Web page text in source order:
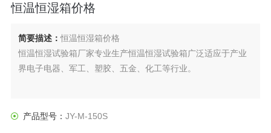
恒温恒湿箱价格
简要描述：恒温恒湿箱价格
恒温恒湿试验箱厂家专业生产恒温恒湿试验箱广泛适应于产业
界电子电器、军工、塑胶、五金、化工等行业。
产品型号： JY-M-150S